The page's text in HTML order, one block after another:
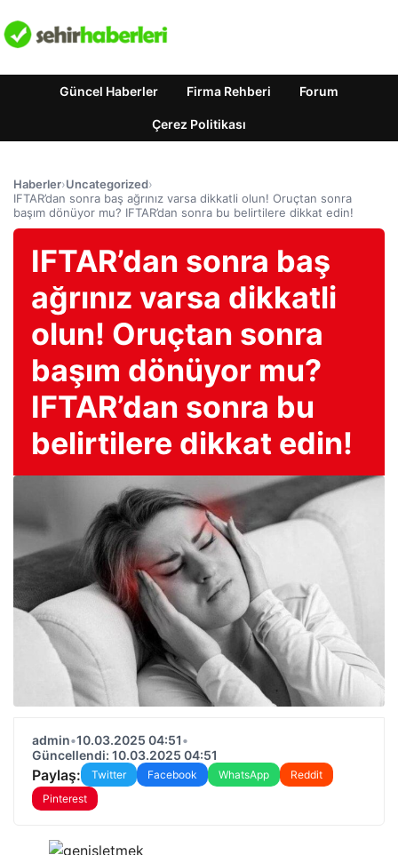
Güncel Haberler Firma Rehberi Forum
Çerez Politikası
Haberler›Uncategorized›
IFTAR’dan sonra baş ağrınız varsa dikkatli olun! Oruçtan sonra
başım dönüyor mu? IFTAR’dan sonra bu belirtilere dikkat edin!
IFTAR’dan sonra baş
ağrınız varsa dikkatli
olun! Oruçtan sonra
başım dönüyor mu?
IFTAR’dan sonra bu
belirtilere dikkat edin!
admin•10.03.2025 04:51•
Güncellendi: 10.03.2025 04:51
Paylaş: Twitter Facebook WhatsApp
Reddit
Pinterest